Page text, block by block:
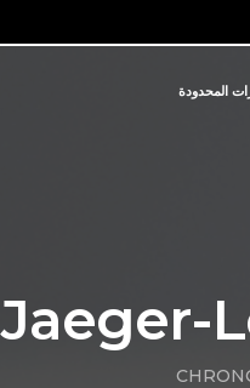
المحدودة
Jaeger-